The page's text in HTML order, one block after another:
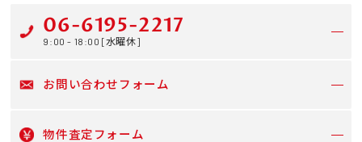
06-6195-2217
9:00 - 18:00 [水曜休]
お問い合わせフォーム
物件査定フォーム